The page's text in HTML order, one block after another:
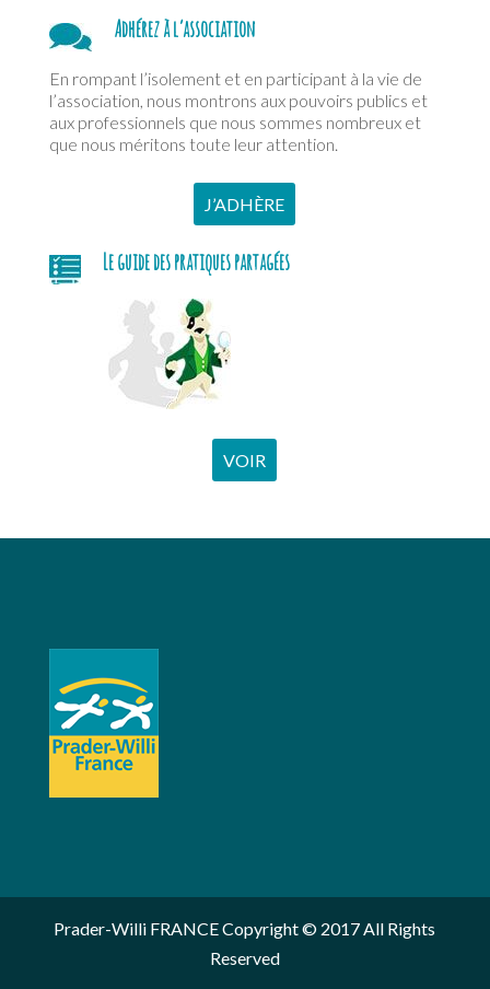
Adhérez à l’association
En rompant l’isolement et en participant à la vie de
l’association, nous montrons aux pouvoirs publics et
aux professionnels que nous sommes nombreux et
que nous méritons toute leur attention.
J’ADHÈRE
Le guide des pratiques partagées
VOIR
Prader-Willi FRANCE Copyright © 2017 All Rights
Reserved